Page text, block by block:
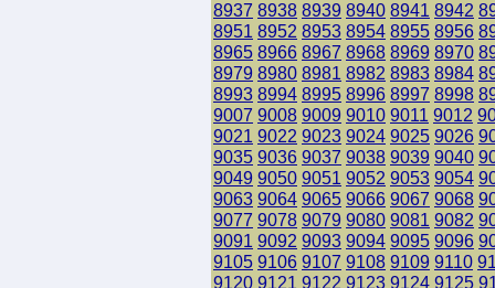
8937 8938 8939 8940 8941 8942
8951 8952 8953 8954 8955 8956
8965 8966 8967 8968 8969 8970
8979 8980 8981 8982 8983 8984
8993 8994 8995 8996 8997 8998
9007 9008 9009 9010 9011 9012
9021 9022 9023 9024 9025 9026
9035 9036 9037 9038 9039 9040
9049 9050 9051 9052 9053 9054
9063 9064 9065 9066 9067 9068
9077 9078 9079 9080 9081 9082
9091 9092 9093 9094 9095 9096
9105 9106 9107 9108 9109 9110
9120 9121 9122 9123 9124 9125